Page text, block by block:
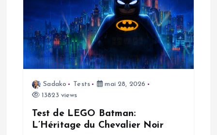
n
d
e
Sadako Tests
mai 28, 2026
13823 views
Test de LEGO Batman:
L’Héritage du Chevalier Noir